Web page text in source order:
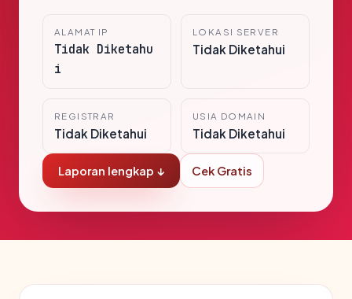
ALAMAT IP
Tidak Diketahu
i
LOKASI SERVER
Tidak Diketahui
REGISTRAR
Tidak Diketahui
USIA DOMAIN
Tidak Diketahui
Laporan lengkap ↓ Cek Gratis